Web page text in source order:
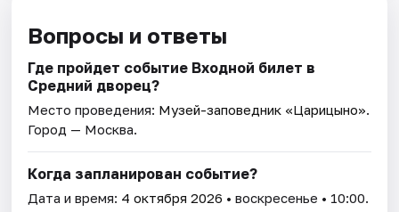
Вопросы и ответы
Где пройдет событие Входной билет в
Средний дворец?
Место проведения: Музей-заповедник «Царицыно».
Город — Москва.
Когда запланирован событие?
Дата и время: 4 октября 2026 • воскресенье • 10:00.